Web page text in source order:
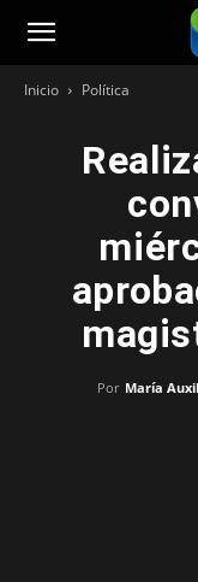
Noticias251
Inicio Política
Por María